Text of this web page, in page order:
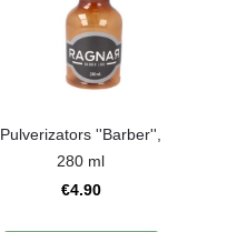
Pulverizators ''Barber'',
280 ml
€4.90